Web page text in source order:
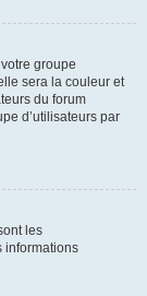
groupe
sera la couleur et
du forum
d’utilisateurs par
les
informations